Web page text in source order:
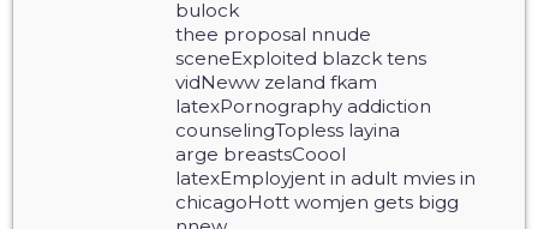
bulock
thee proposal nnude
sceneExploited blazck tens
vidNeww zeland fkam
latexPornography addiction
counselingTopless layina
arge breastsCoool
latexEmployjent in adult mvies in
chicagoHott womjen gets bigg